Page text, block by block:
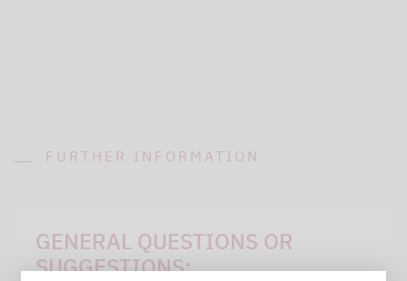
FURTHER INFORMATION
GENERAL QUESTIONS OR
SUGGESTIONS: